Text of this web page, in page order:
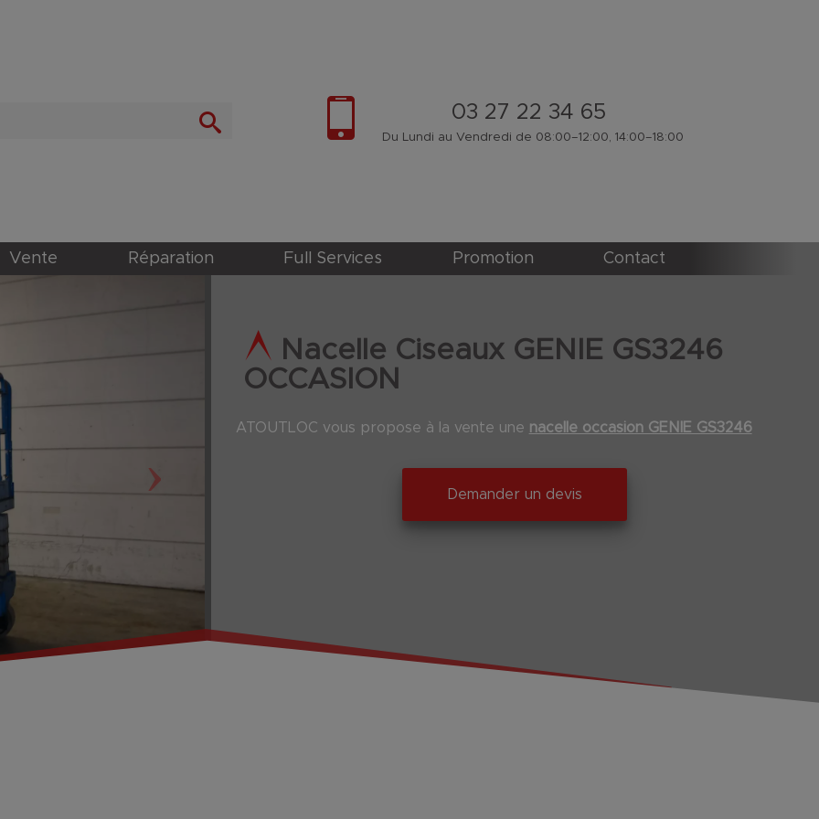
03 27 22 34 65
Du Lundi au Vendredi de 08:00–12:00, 14:00–18:00
Vente Réparation Full Services Promotion Contact
›
Nacelle Ciseaux GENIE GS3246
OCCASION
ATOUTLOC vous propose à la vente une nacelle occasion GENIE GS3246
Demander un devis